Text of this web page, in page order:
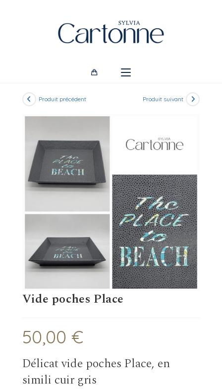
Produit précédent Produit suivant
Vide poches Place
50,00 €
Délicat vide poches Place, en
simili cuir gris